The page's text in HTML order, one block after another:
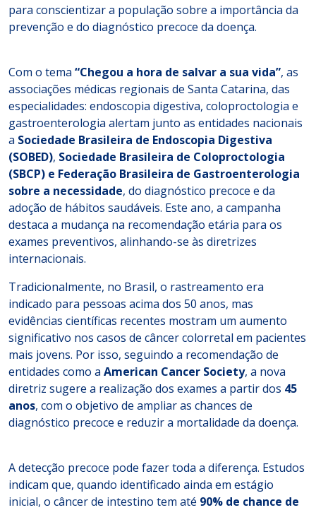
para conscientizar a população sobre a importância da
prevenção e do diagnóstico precoce da doença.
Com o tema “Chegou a hora de salvar a sua vida”, as
associações médicas regionais de Santa Catarina, das
especialidades: endoscopia digestiva, coloproctologia e
gastroenterologia alertam junto as entidades nacionais
a Sociedade Brasileira de Endoscopia Digestiva
(SOBED), Sociedade Brasileira de Coloproctologia
(SBCP) e Federação Brasileira de Gastroenterologia
sobre a necessidade, do diagnóstico precoce e da
adoção de hábitos saudáveis. Este ano, a campanha
destaca a mudança na recomendação etária para os
exames preventivos, alinhando-se às diretrizes
internacionais.
Tradicionalmente, no Brasil, o rastreamento era
indicado para pessoas acima dos 50 anos, mas
evidências científicas recentes mostram um aumento
significativo nos casos de câncer colorretal em pacientes
mais jovens. Por isso, seguindo a recomendação de
entidades como a American Cancer Society, a nova
diretriz sugere a realização dos exames a partir dos 45
anos, com o objetivo de ampliar as chances de
diagnóstico precoce e reduzir a mortalidade da doença.
A detecção precoce pode fazer toda a diferença. Estudos
indicam que, quando identificado ainda em estágio
inicial, o câncer de intestino tem até 90% de chance de